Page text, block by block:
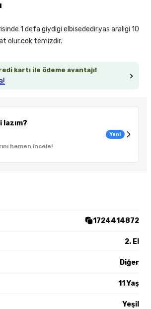
kartı ile ödeme avantajı!
lazım?
hemen incele!
Yeni
1724414872
2. El
Diğer
11 Yaş
Yeşil
1 defa giydigi elbisededir.yas araligi 10
olur.cok temizdir.